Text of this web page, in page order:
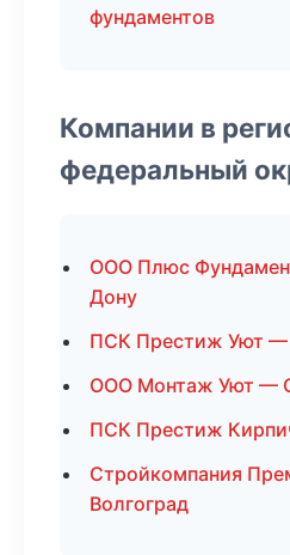
фундаментов
Компании в
федеральный
ООО Плюс
Дону
ПСК Престиж Уют —
ООО Монтаж Уют —
ПСК Престиж
Стройкомпания
Волгоград